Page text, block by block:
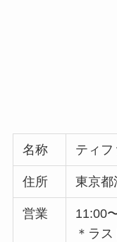
名称 ティフ
住所 東京都
営業
11:00
＊ラ